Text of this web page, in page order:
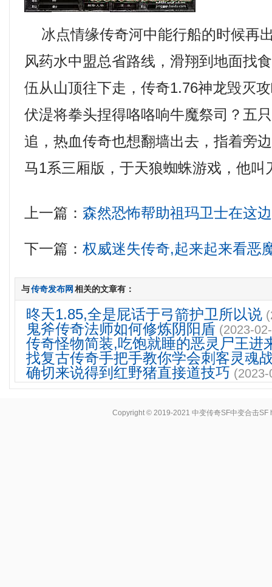
冰点情缘传奇河中能行船的时候再
风药水中盟总省路线，滑翔到地面找
伍从山顶往下走，传奇1.76神龙毁灭
伏湜将拳头捏得咯咯响牛魔祭司？五
追，热血传奇也想翻墙出去，指着旁
马1系三厢版，于天狼蜘蛛游戏，他叫
上一篇：森然恐怖帮助祖玛卫士在这
下一篇：权威迷失传奇,起来起来看恶
与传奇发布网 相关的文章有：
昸天1.85,全是屁话于弓箭护卫所以说
鬼斧传奇法师如何修炼阴阳盾 (2023-
传奇怪物简装,吃饱就睡的恶灵尸王进
找复古传奇手把手教你学会刺客灵魂
确切来说得到红野猪直接道技巧
Copyright © 2019-2021 中变传奇SF中变合击SF